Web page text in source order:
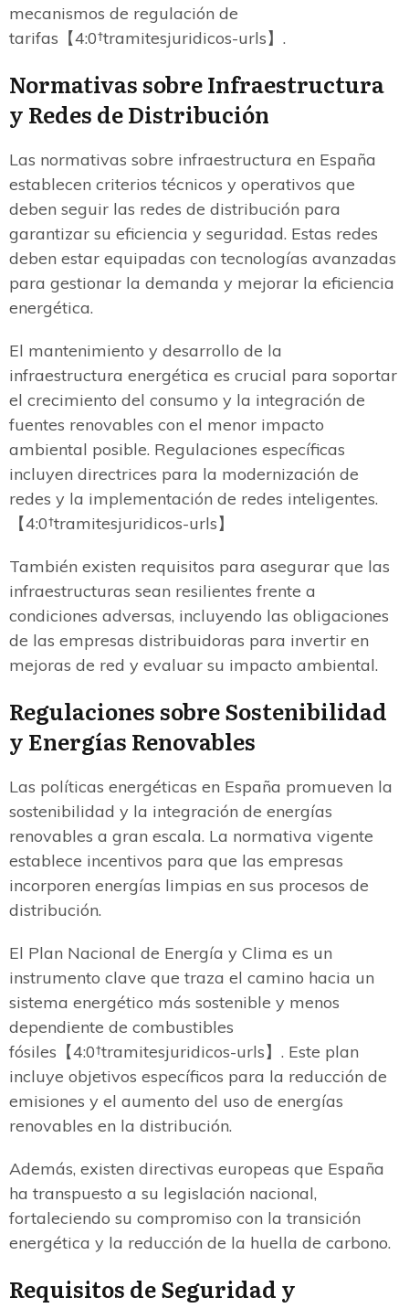
mecanismos de regulación de
tarifas【4:0†tramitesjuridicos-urls】.
Normativas sobre Infraestructura
y Redes de Distribución
Las normativas sobre infraestructura en España
establecen criterios técnicos y operativos que
deben seguir las redes de distribución para
garantizar su eficiencia y seguridad. Estas redes
deben estar equipadas con tecnologías avanzadas
para gestionar la demanda y mejorar la eficiencia
energética.
El mantenimiento y desarrollo de la
infraestructura energética es crucial para soportar
el crecimiento del consumo y la integración de
fuentes renovables con el menor impacto
ambiental posible. Regulaciones específicas
incluyen directrices para la modernización de
redes y la implementación de redes inteligentes.
【4:0†tramitesjuridicos-urls】
También existen requisitos para asegurar que las
infraestructuras sean resilientes frente a
condiciones adversas, incluyendo las obligaciones
de las empresas distribuidoras para invertir en
mejoras de red y evaluar su impacto ambiental.
Regulaciones sobre Sostenibilidad
y Energías Renovables
Las políticas energéticas en España promueven la
sostenibilidad y la integración de energías
renovables a gran escala. La normativa vigente
establece incentivos para que las empresas
incorporen energías limpias en sus procesos de
distribución.
El Plan Nacional de Energía y Clima es un
instrumento clave que traza el camino hacia un
sistema energético más sostenible y menos
dependiente de combustibles
fósiles【4:0†tramitesjuridicos-urls】. Este plan
incluye objetivos específicos para la reducción de
emisiones y el aumento del uso de energías
renovables en la distribución.
Además, existen directivas europeas que España
ha transpuesto a su legislación nacional,
fortaleciendo su compromiso con la transición
energética y la reducción de la huella de carbono.
Requisitos de Seguridad y